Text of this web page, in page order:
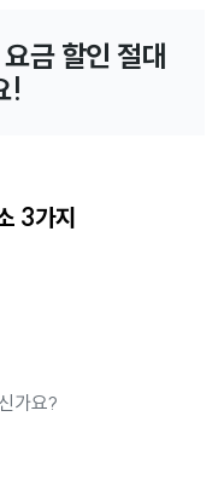
금 할인 절대
!
3가지
가요?